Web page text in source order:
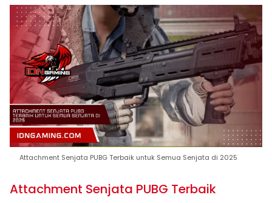
Attachment Senjata PUBG Terbaik untuk Semua Senjata di 2025
Attachment Senjata PUBG Terbaik